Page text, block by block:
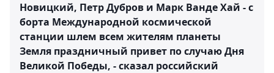
Новицкий, Петр Дубров и Марк Ванде Хай - с
борта Международной космической
станции шлем всем жителям планеты
Земля праздничный привет по случаю Дня
Великой Победы, - сказал российский